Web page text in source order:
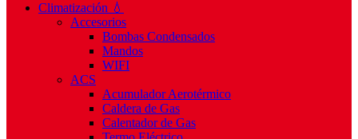
Climatización 💧
Accesorios
Bombas Condensados
Mandos
WIFI
ACS
Acumulador Aerotérmico
Caldera de Gas
Calentador de Gas